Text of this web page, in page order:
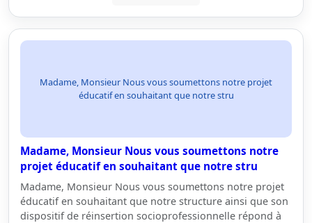
Madame, Monsieur Nous vous soumettons notre projet
éducatif en souhaitant que notre stru
Madame, Monsieur Nous vous soumettons notre
projet éducatif en souhaitant que notre stru
Madame, Monsieur Nous vous soumettons notre projet
éducatif en souhaitant que notre structure ainsi que son
dispositif de réinsertion socioprofessionnelle répond à